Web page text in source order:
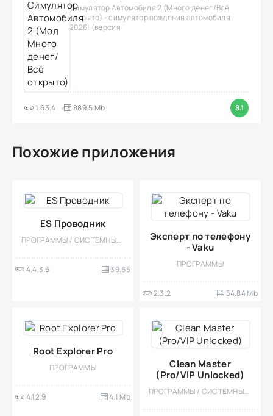
Симулятор Автомобиля 2 (Много денег/Всё
открыто) - симулятор вождения автомобиля
2026! (версия
1.63.4 889.5 Mb 8.1
Похожие приложения
ES Проводник
ПРОГРАММЫ / СИСТЕМНЫЕ / ФАЙЛОВЫЕ МЕНЕДЖЕРЫ
4.4.3.5 39.65
Эксперт по телефону
- Vaku
ПРОГРАММЫ
2.3.2 54.84 Mb
Root Explorer Pro
ПРОГРАММЫ
4.12.9 4.1 Mb
Clean Master
(Pro/VIP Unlocked)
ПРОГРАММЫ / СИСТЕМНЫЕ / УТИЛИТЫ